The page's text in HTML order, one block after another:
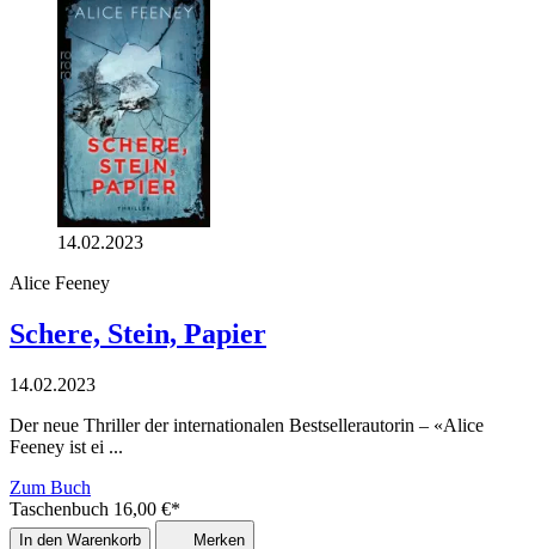
14.02.2023
Alice Feeney
Schere, Stein, Papier
14.02.2023
Der neue Thriller der internationalen Bestsellerautorin – «Alice
Feeney ist ei ...
Zum Buch
Taschenbuch 16,00 €*
In den Warenkorb
Merken